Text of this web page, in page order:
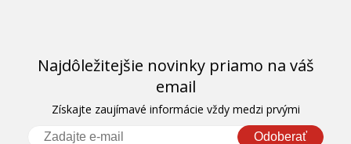
Najdôležitejšie novinky priamo na váš
email
Získajte zaujímavé informácie vždy medzi prvými
Odoberať